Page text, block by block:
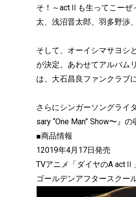
そ！～actⅡも生ってこーぜ
太、浅沼晋太郎、羽多野渉、
そして、オーイシマサヨシ
が決定。あわせてアルバム
は、大石昌良ファンクラブ
さらにシンガーソングライ
sary “One Man” Show〜』
■商品情報
12019年4月17日発売
TVアニメ「ダイヤのA actⅡ」
ゴールデンアフタースクー